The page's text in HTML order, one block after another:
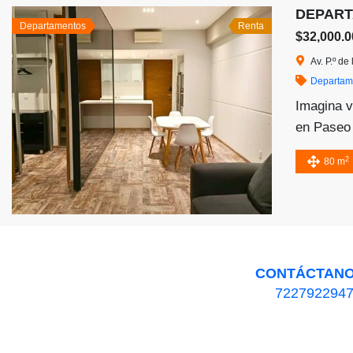
Departamentos Renta
Av. P.º
Imagina
en
80 m2
7227922947